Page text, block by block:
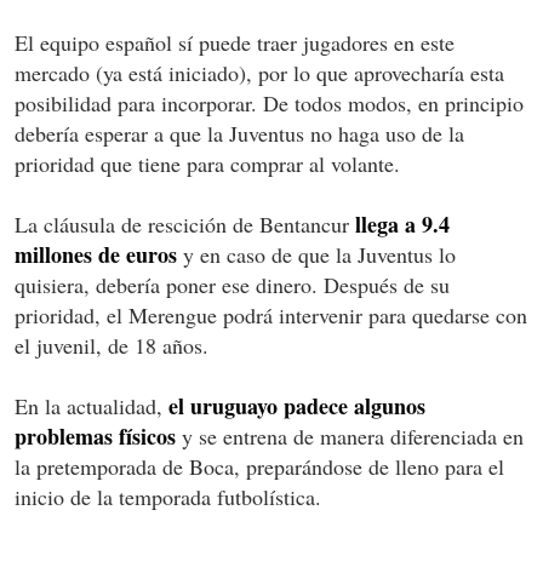
El equipo español sí puede traer jugadores en este
mercado (ya está iniciado), por lo que aprovecharía esta
posibilidad para incorporar. De todos modos, en principio
debería esperar a que la Juventus no haga uso de la
prioridad que tiene para comprar al volante.
La cláusula de rescición de Bentancur llega a 9.4
millones de euros y en caso de que la Juventus lo
quisiera, debería poner ese dinero. Después de su
prioridad, el Merengue podrá intervenir para quedarse con
el juvenil, de 18 años.
En la actualidad, el uruguayo padece algunos
problemas físicos y se entrena de manera diferenciada en
la pretemporada de Boca, preparándose de lleno para el
inicio de la temporada futbolística.